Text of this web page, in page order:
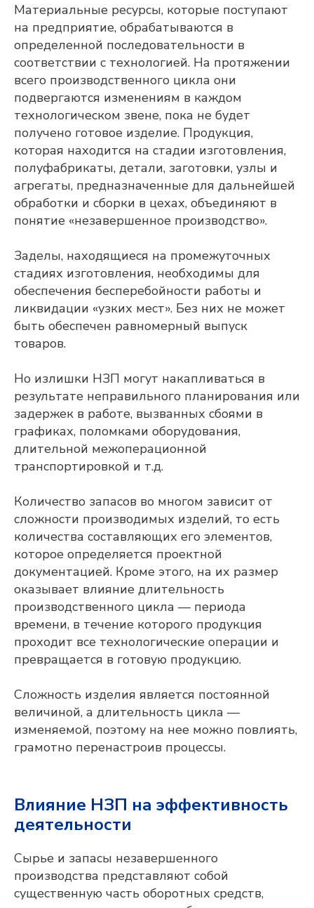
Материальные ресурсы, которые поступают
на предприятие, обрабатываются в
определенной последовательности в
соответствии с технологией. На протяжении
всего производственного цикла они
подвергаются изменениям в каждом
технологическом звене, пока не будет
получено готовое изделие. Продукция,
которая находится на стадии изготовления,
полуфабрикаты, детали, заготовки, узлы и
агрегаты, предназначенные для дальнейшей
обработки и сборки в цехах, объединяют в
понятие «незавершенное производство».
Заделы, находящиеся на промежуточных
стадиях изготовления, необходимы для
обеспечения бесперебойности работы и
ликвидации «узких мест». Без них не может
быть обеспечен равномерный выпуск
товаров.
Но излишки НЗП могут накапливаться в
результате неправильного планирования или
задержек в работе, вызванных сбоями в
графиках, поломками оборудования,
длительной межоперационной
транспортировкой и т.д.
Количество запасов во многом зависит от
сложности производимых изделий, то есть
количества составляющих его элементов,
которое определяется проектной
документацией. Кроме этого, на их размер
оказывает влияние длительность
производственного цикла — периода
времени, в течение которого продукция
проходит все технологические операции и
превращается в готовую продукцию.
Сложность изделия является постоянной
величиной, а длительность цикла —
изменяемой, поэтому на нее можно повлиять,
грамотно перенастроив процессы.
Влияние НЗП на эффективность
деятельности
Сырье и запасы незавершенного
производства представляют собой
существенную часть оборотных средств,